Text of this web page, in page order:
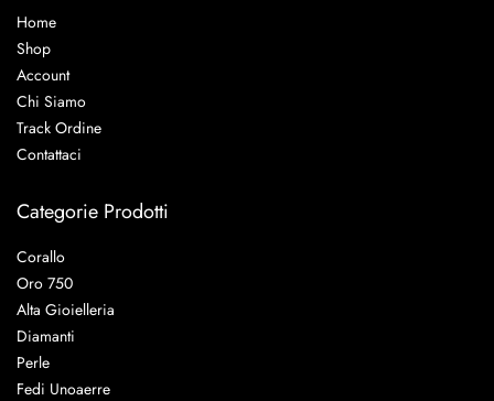
Categorie Prodotti
Corallo
Oro 750
Alta Gioielleria
Diamanti
Perle
Fedi Unoaerre
Home
Shop
Account
Chi Siamo
Track Ordine
Contattaci